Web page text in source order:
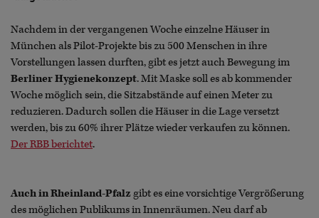
Nachdem in der vergangenen Woche einzelne Häuser in
München als Pilot-Projekte bis zu 500 Menschen in ihre
Vorstellungen lassen durften, gibt es jetzt auch Bewegung im
Berliner Hygienekonzept. Mit Maske soll es ab kommender
Woche möglich sein, die Sitzabstände auf einen Meter zu
reduzieren. Dadurch sollen die Häuser in die Lage versetzt
werden, bis zu 60% ihrer Plätze wieder verkaufen zu können.
Der RBB berichtet.
Auch in Rheinland-Pfalz gibt es eine vorsichtige Vergrößerung
des möglichen Publikums in Innenräumen. Neu darf ab